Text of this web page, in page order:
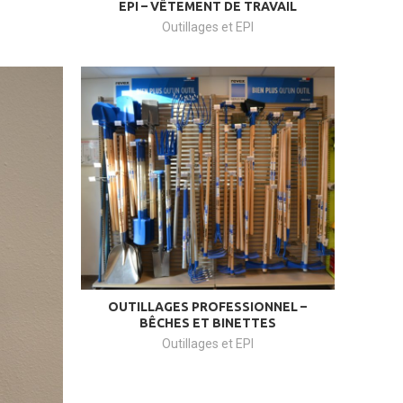
EPI – VÊTEMENT DE TRAVAIL
Outillages et EPI
OUTILLAGES PROFESSIONNEL –
BÊCHES ET BINETTES
Outillages et EPI